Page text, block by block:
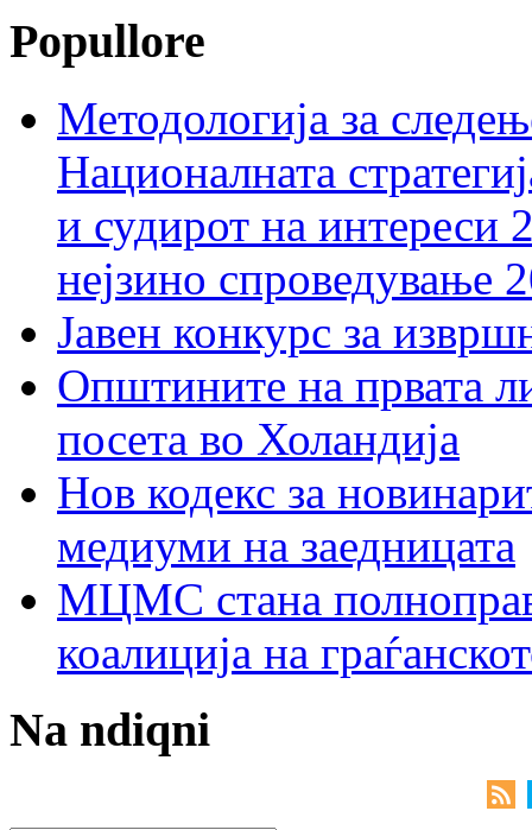
Popullore
Методологија за
Националната
и судирот на интереси
нејзино спроведување
Јавен конкурс за
Општините на првата
посета во Холандија
Нов кодекс за
медиуми на заедницата
МЦМС стана
коалиција на
Na ndiqni